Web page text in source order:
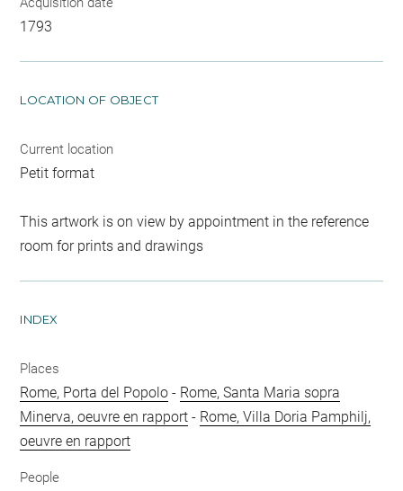
1793
LOCATION OF OBJECT
Current location
Petit format
This artwork is on view by appointment in the reference
room for prints and drawings
INDEX
Places
Rome, Porta del Popolo - Rome, Santa Maria sopra
Minerva, oeuvre en rapport - Rome, Villa Doria Pamphilj,
oeuvre en rapport
People